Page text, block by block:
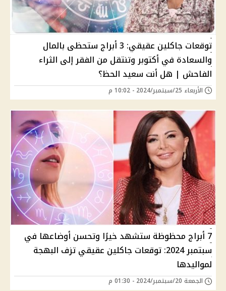
توقعات جاكلين عقيقي: 3 أبراج ستحظى بالمال
والسعادة في أكتوبر وتنتقل من الفقر إلى الثراء
الفاحش | هل أنت سعيد الحظ؟
الأربعاء 25/سبتمبر/2024 - 10:02 م
7 أبراج محظوظة ستشهد خيرًا وتحسن أوضاعها في
سبتمبر 2024: توقعات جاكلين عقيقي تزف البهجة
لمواليدها
الجمعة 20/سبتمبر/2024 - 01:30 م